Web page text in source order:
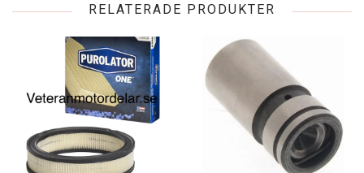
RELATERADE PRODUKTER